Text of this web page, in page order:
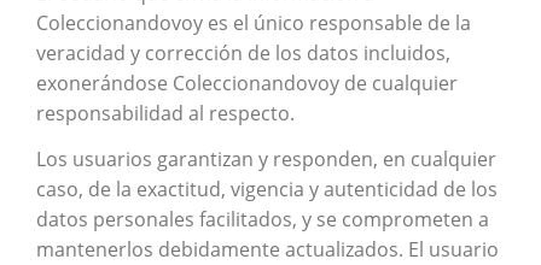
Coleccionandovoy es el único responsable de la
veracidad y corrección de los datos incluidos,
exonerándose Coleccionandovoy de cualquier
responsabilidad al respecto.
Los usuarios garantizan y responden, en cualquier
caso, de la exactitud, vigencia y autenticidad de los
datos personales facilitados, y se comprometen a
mantenerlos debidamente actualizados. El usuario